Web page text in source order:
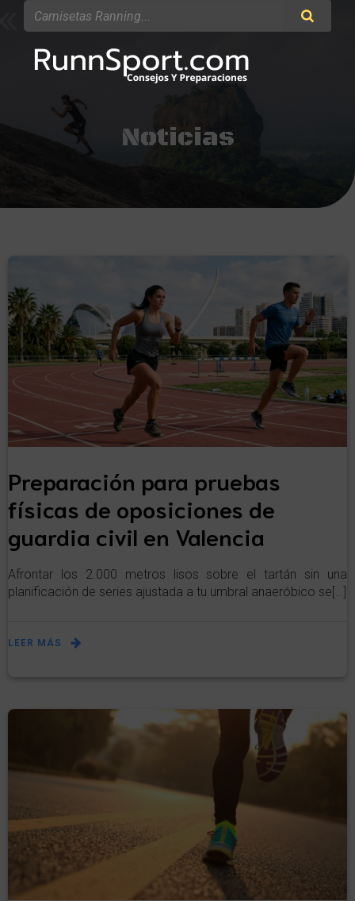
Noticias
Preparación para pruebas
físicas de oposiciones de
guardia civil en Valencia
Afrontar los 2.000 metros lisos sobre el tartán sin una
planificación de series ajustada a tu umbral anaeróbico se[…]
LEER MÁS